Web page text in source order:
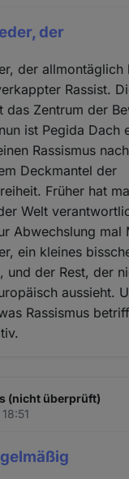
der
der allmontäglich
Rassist.
das Zentrum der
ist Pegida Dach
Rassismus
Deckmantel der
Früher hat
Welt
Abwechslung mal
ein kleines
und der Rest, der
aussieht.
Rassismus
(nicht überprüft)